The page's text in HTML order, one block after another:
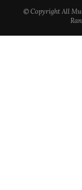
© Copyright All